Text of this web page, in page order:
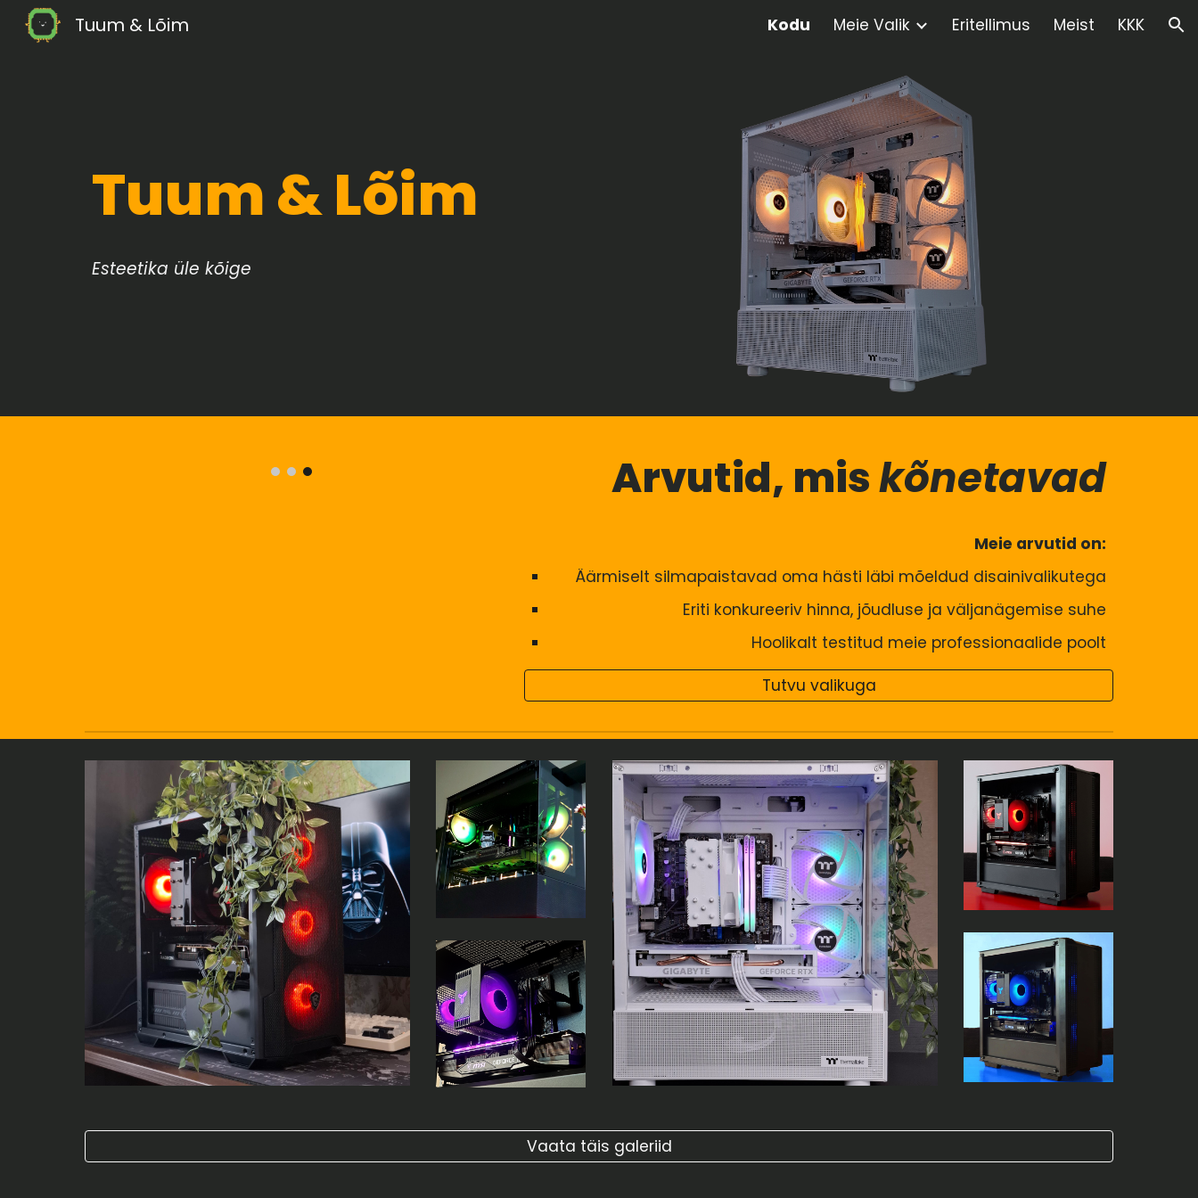
Skip to navigation
Tuum & Lõim Kodu Meie Valik Eritellimus Meist KKK
Tuum & Lõim
Esteetika üle kõige
Arvutid, miskõnetavad
Meie arvutid on:
Äärmiselt silmapaistavad oma hästi läbi mõeldud disainivalikutega
Eriti konkureeriv hinna, jõudluse ja väljanägemise suhe
Hoolikalt testitud meie professionaalide poolt
Tutvu valikuga
Vaata täis galeriid